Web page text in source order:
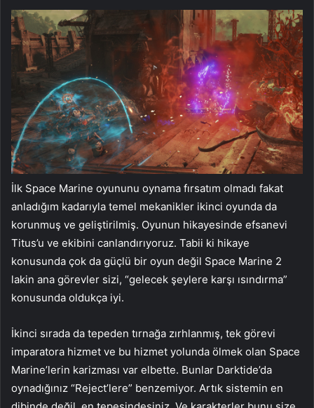
İlk Space Marine oyununu oynama fırsatım olmadı fakat
anladığım kadarıyla temel mekanikler ikinci oyunda da
korunmuş ve geliştirilmiş. Oyunun hikayesinde efsanevi
Titus’u ve ekibini canlandırıyoruz. Tabii ki hikaye
konusunda çok da güçlü bir oyun değil Space Marine 2
lakin ana görevler sizi, “gelecek şeylere karşı ısındırma”
konusunda oldukça iyi.
İkinci sırada da tepeden tırnağa zırhlanmış, tek görevi
imparatora hizmet ve bu hizmet yolunda ölmek olan Space
Marine’lerin karizması var elbette. Bunlar Darktide’da
oynadığınız “Reject’lere” benzemiyor. Artık sistemin en